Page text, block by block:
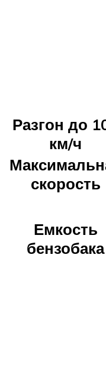
Разгон до
км/ч
скорость
Емкость
бензобака